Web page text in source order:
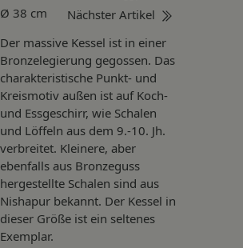
Nächster Artikel
Ø 38 cm
Der massive Kessel ist in einer
Bronzelegierung gegossen. Das
charakteristische Punkt- und
Kreismotiv außen ist auf Koch-
und Essgeschirr, wie Schalen
und Löffeln aus dem 9.-10. Jh.
verbreitet. Kleinere, aber
ebenfalls aus Bronzeguss
hergestellte Schalen sind aus
Nishapur bekannt. Der Kessel in
dieser Größe ist ein seltenes
Exemplar.